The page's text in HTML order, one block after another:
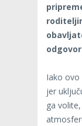
Iako
jer
ga